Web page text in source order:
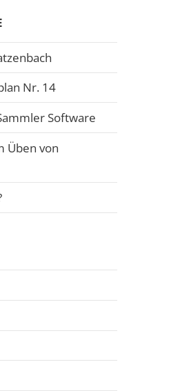
Nr. 14
Software
Üben von